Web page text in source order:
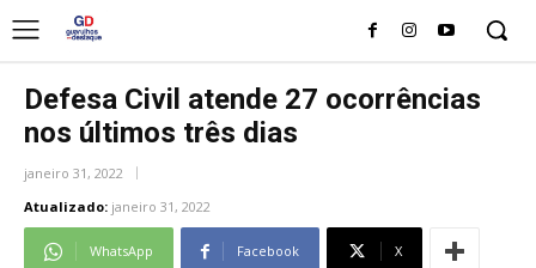
Defesa Civil atende 27 ocorrências
nos últimos três dias
janeiro 31, 2022
Atualizado: janeiro 31, 2022
WhatsApp Facebook X